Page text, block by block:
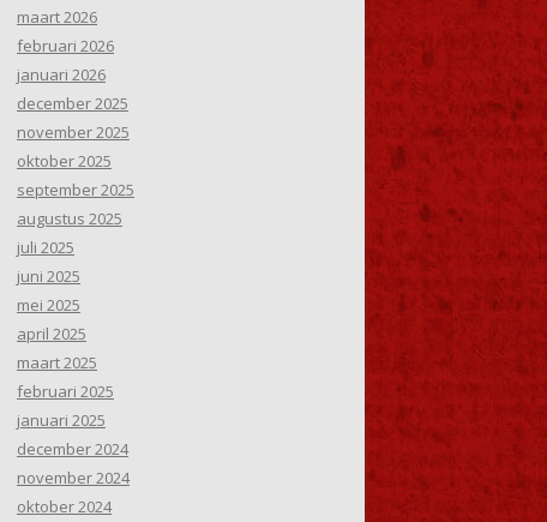
maart 2026
februari 2026
januari 2026
december 2025
november 2025
oktober 2025
september 2025
augustus 2025
juli 2025
juni 2025
mei 2025
april 2025
maart 2025
februari 2025
januari 2025
december 2024
november 2024
oktober 2024